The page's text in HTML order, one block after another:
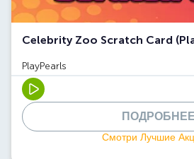
Celebrity Zoo Scratch Card
PlayPearls
ПОДРОБНЕЕ
Смотри Лучшие